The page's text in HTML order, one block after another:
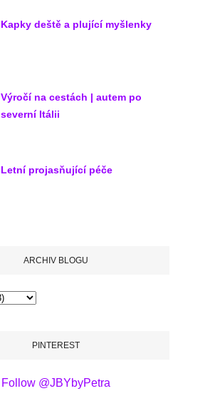
Kapky deště a plující myšlenky
Výročí na cestách | autem po
severní Itálii
Letní projasňující péče
ARCHIV BLOGU
PINTEREST
Follow @JBYbyPetra